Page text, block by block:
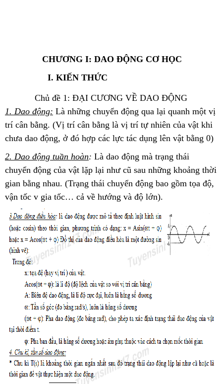
CHƯƠNG I: DAO ĐỘNG CƠ HỌC
I. KIẾN THỨC
Chủ đề 1: ĐẠI CƯƠNG VỀ DAO ĐỘNG
1. Dao động: Là những chuyển động qua lại quanh một vị
trí cân bằng. (Vị trí cân bằng là vị trí tự nhiên của vật khi
chưa dao động, ở đó hợp các lực tác dụng lên vật bằng 0)
2. Dao động tuần hoàn: Là dao động mà trạng thái
chuyển động của vật lặp lại như cũ sau những khoảng thời
gian bằng nhau. (Trạng thái chuyển động bao gồm tọa độ,
vận tốc v gia tốc… cả về hướng và độ lớn).